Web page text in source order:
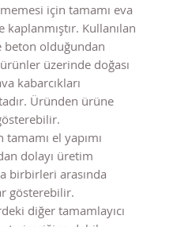
için tamamı eva
kaplanmıştır. Kullanılan
beton olduğundan
üzerinde doğası
kabarcıkları
Üründen ürüne
el yapımı
dolayı üretim
birbirleri arasında
gösterebilir.
diğer tamamlayıcı